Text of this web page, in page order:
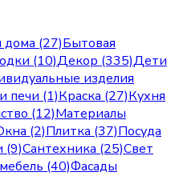
(27)Бытовая
(10)Декор (335)Дети
изделия
печи (1)Краска (27)Кухня
(12)Материалы
(2)Плитка (37)Посуда
(9)Сантехника (25)Свет
(40)Фасады